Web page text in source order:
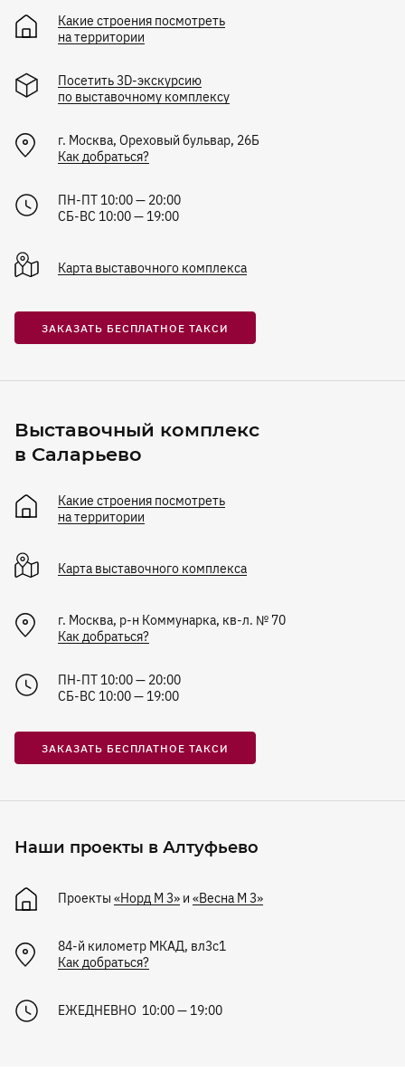
Какие строения посмотреть
на территории
Посетить 3D-экскурсию
по выставочному комплексу
г. Москва, Ореховый бульвар, 26Б
Как добраться?
ПН-ПТ 10:00 — 20:00
СБ-ВС 10:00 — 19:00
Карта выставочного комплекса
ЗАКАЗАТЬ БЕСПЛАТНОЕ ТАКСИ
Выставочный комплекс
в Саларьево
Какие строения посмотреть
на территории
Карта выставочного комплекса
г. Москва, р-н Коммунарка, кв-л. № 70
Как добраться?
ПН-ПТ 10:00 — 20:00
СБ-ВС 10:00 — 19:00
ЗАКАЗАТЬ БЕСПЛАТНОЕ ТАКСИ
Наши проекты в Алтуфьево
Проекты «Норд М 3» и «Весна М 3»
84-й километр МКАД, вл3с1
Как добраться?
ЕЖЕДНЕВНО 10:00 — 19:00